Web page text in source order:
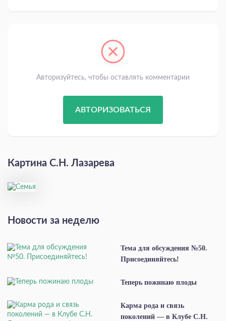
Авторизуйтесь, чтобы оставлять комментарии
АВТОРИЗОВАТЬСЯ
Картина С.Н. Лазарева
Новости за неделю
Тема для обсуждения №50.
Присоединяйтесь!
Теперь пожинаю плоды
Карма рода и связь
поколений — в Клубе С.Н.